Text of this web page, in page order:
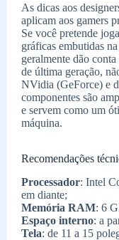
As dicas aos
aplicam aos gamers
Se você pretende
gráficas embutidas
geralmente dão
de última geração,
NVidia (GeForce) e
componentes são
e servem como um
máquina.
Recomendações
Processador: Intel
em diante;
Memória RAM: 6
Espaço interno: a
Tela: de 11 a 15